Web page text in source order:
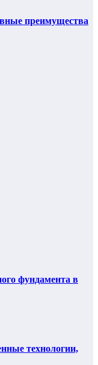
преимущества
фундамента в
технологии,